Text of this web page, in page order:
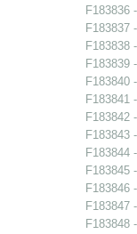
F183836
F183837
F183838
F183839
F183840
F183841
F183842
F183843
F183844
F183845
F183846
F183847
F183848